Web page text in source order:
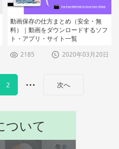
動画保存の仕方まとめ（安全・無
料）｜動画をダウンロードするソフ
ト・アプリ・サイト一覧
2185
2020年03月20日
2 … 次へ
ついて